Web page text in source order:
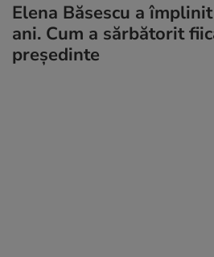
Elena Băsescu a
ani. Cum a sărbătorit
președinte